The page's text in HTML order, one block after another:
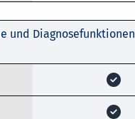
und Diagnosefunktionen